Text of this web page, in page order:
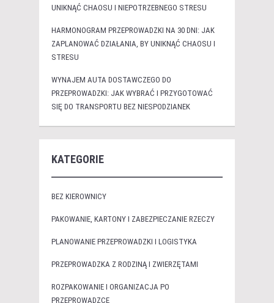
UNIKNĄĆ CHAOSU I NIEPOTRZEBNEGO STRESU
HARMONOGRAM PRZEPROWADZKI NA 30 DNI: JAK
ZAPLANOWAĆ DZIAŁANIA, BY UNIKNĄĆ CHAOSU I
STRESU
WYNAJEM AUTA DOSTAWCZEGO DO
PRZEPROWADZKI: JAK WYBRAĆ I PRZYGOTOWAĆ
SIĘ DO TRANSPORTU BEZ NIESPODZIANEK
KATEGORIE
BEZ KIEROWNICY
PAKOWANIE, KARTONY I ZABEZPIECZANIE RZECZY
PLANOWANIE PRZEPROWADZKI I LOGISTYKA
PRZEPROWADZKA Z RODZINĄ I ZWIERZĘTAMI
ROZPAKOWANIE I ORGANIZACJA PO
PRZEPROWADZCE